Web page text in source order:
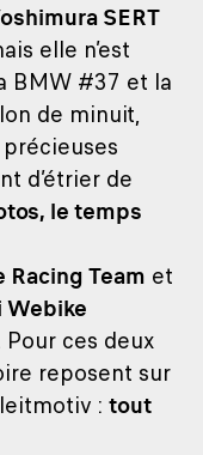
SERT
elle n’est
BMW #37 et la
de minuit,
d’étrier de
le temps
Racing Team et
Webike
ces deux
reposent sur
: tout